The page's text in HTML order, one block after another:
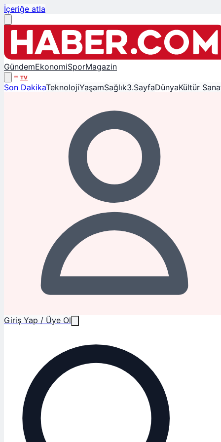
İçeriğe atla
GündemEkonomiSporMagazin
TV
Son DakikaTeknolojiYaşamSağlık3.SayfaDünyaKültür
Giriş Yap / Üye Ol